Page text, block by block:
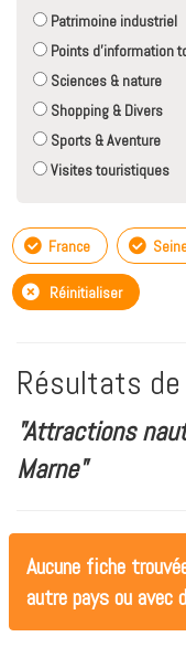
Patrimoine industriel
Points d'information
Sciences & nature
Shopping & Divers
Sports & Aventure
Visites touristiques
France
Réinitialiser
Résultats
"Attractions
Marne"
Aucune fiche
autre pays ou